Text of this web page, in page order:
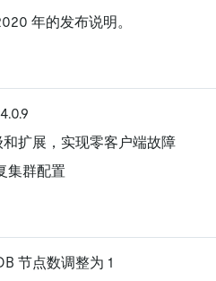
年的发布说明。
扩展，实现零客户端故障
集群配置
节点数调整为 1